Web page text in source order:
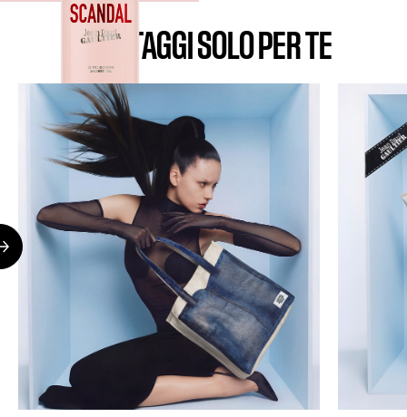
I VANTAGGI SOLO PER TE